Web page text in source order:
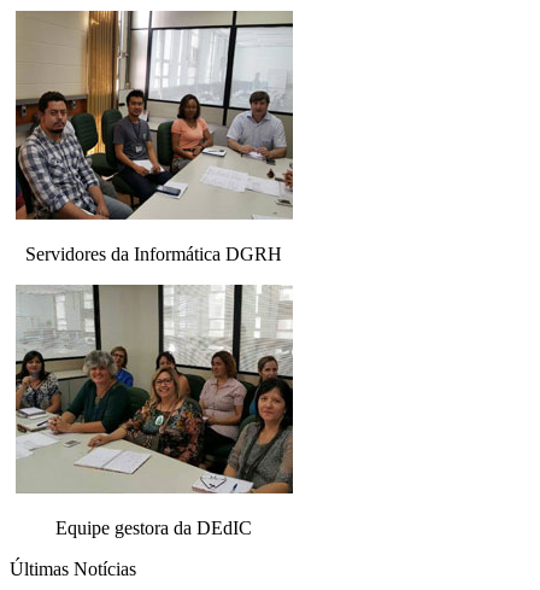
Servidores da Informática DGRH
Equipe gestora da DEdIC
Últimas Notícias